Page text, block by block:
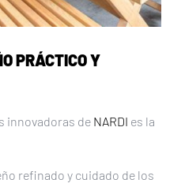
PRÁCTICO Y
innovadoras de NARDI es la
refinado y cuidado de los